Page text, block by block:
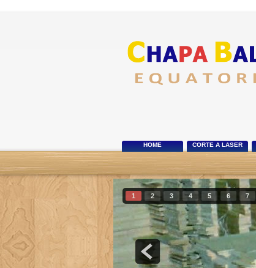
HOME CORTE A LASER
1 2 3 4 5 6 7